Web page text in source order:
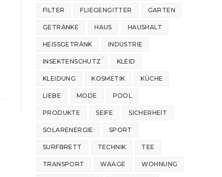
FILTER FLIEGENGITTER GARTEN
GETRÄNKE HAUS HAUSHALT
HEISSGETRÄNK INDUSTRIE
INSEKTENSCHUTZ KLEID
KLEIDUNG KOSMETIK KÜCHE
LIEBE MODE POOL
PRODUKTE SEIFE SICHERHEIT
SOLARENERGIE SPORT
SURFBRETT TECHNIK TEE
TRANSPORT WAAGE WOHNUNG